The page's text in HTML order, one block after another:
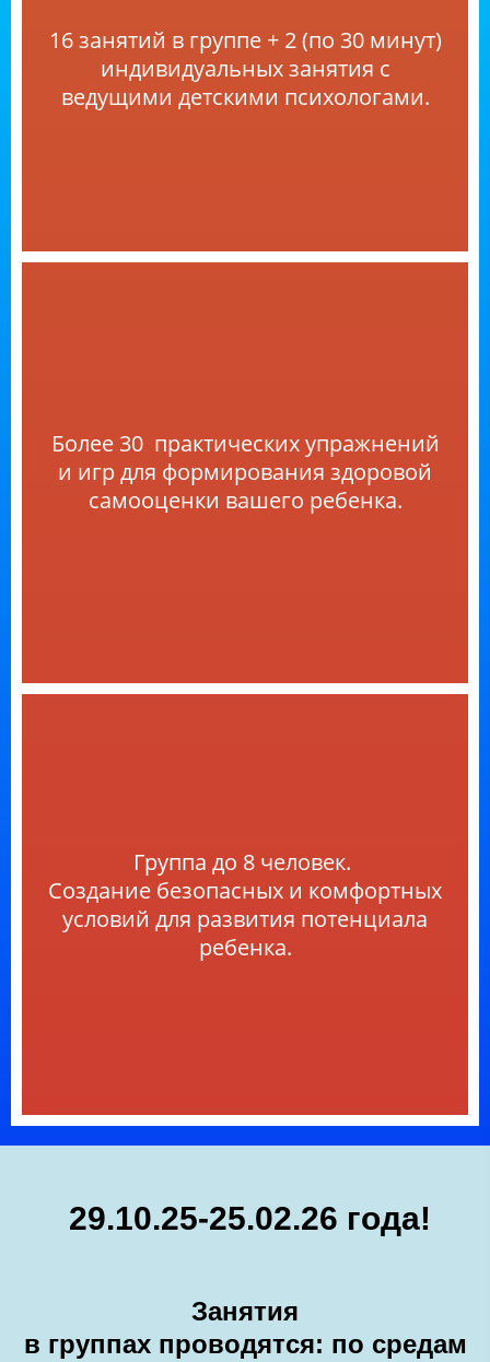
16 занятий в группе + 2 (по 30 минут)
индивидуальных занятия с
ведущими детскими психологами.
Более 30 практических упражнений
и игр для формирования здоровой
самооценки вашего ребенка.
Группа до 8 человек.
Создание безопасных и комфортных
условий для развития потенциала
ребенка.
29.10.25-25.02.26 года!
Занятия
в группах проводятся: по средам